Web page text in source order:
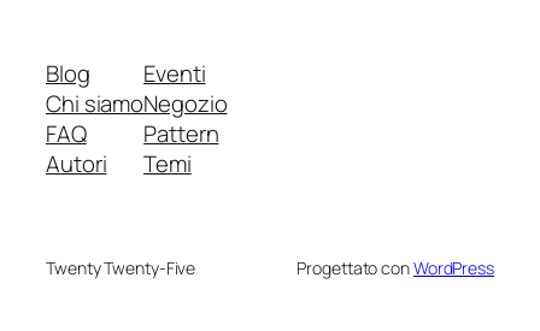
Blog
Chi siamo
FAQ
Autori
Eventi
Negozio
Pattern
Temi
Twenty Twenty-Five Progettato conWordPress